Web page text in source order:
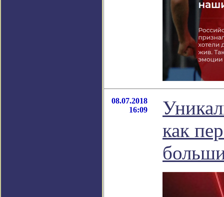
08.07.2018
16:09
как